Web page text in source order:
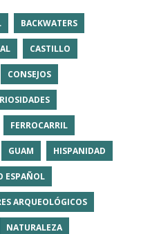
BACKWATERS
CASTILLO
CONSEJOS
FERROCARRIL
GUAM HISPANIDAD
ESPAÑOL
ARQUEOLÓGICOS
NATURALEZA